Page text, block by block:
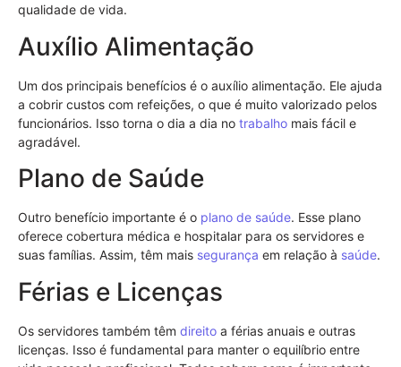
qualidade de vida.
Auxílio Alimentação
Um dos principais benefícios é o auxílio alimentação. Ele ajuda
a cobrir custos com refeições, o que é muito valorizado pelos
funcionários. Isso torna o dia a dia no trabalho mais fácil e
agradável.
Plano de Saúde
Outro benefício importante é o plano de saúde. Esse plano
oferece cobertura médica e hospitalar para os servidores e
suas famílias. Assim, têm mais segurança em relação à saúde.
Férias e Licenças
Os servidores também têm direito a férias anuais e outras
licenças. Isso é fundamental para manter o equilíbrio entre